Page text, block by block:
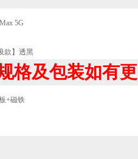
5G
款】透黑
规格及包装如有
+磁铁